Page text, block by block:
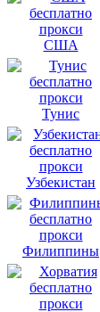
США
Тунис
Узбекистан
Филиппины